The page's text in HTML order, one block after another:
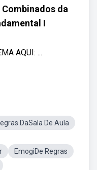
da
I
AQUI: ...
DaSala De Aula
EmogiDe Regras